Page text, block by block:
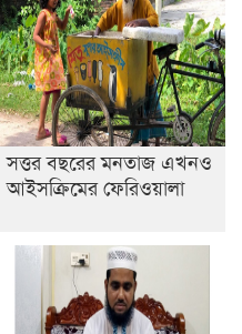
সত্তর বছরের মনতাজ এখনও
আইসক্রিমের ফেরিওয়ালা